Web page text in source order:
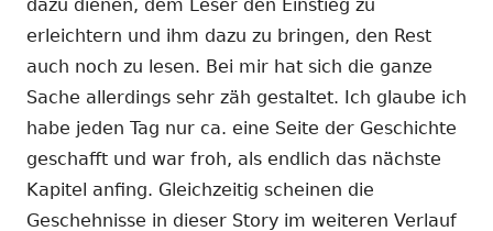
dazu dienen, dem Leser den Einstieg zu
erleichtern und ihm dazu zu bringen, den Rest
auch noch zu lesen. Bei mir hat sich die ganze
Sache allerdings sehr zäh gestaltet. Ich glaube ich
habe jeden Tag nur ca. eine Seite der Geschichte
geschafft und war froh, als endlich das nächste
Kapitel anfing. Gleichzeitig scheinen die
Geschehnisse in dieser Story im weiteren Verlauf